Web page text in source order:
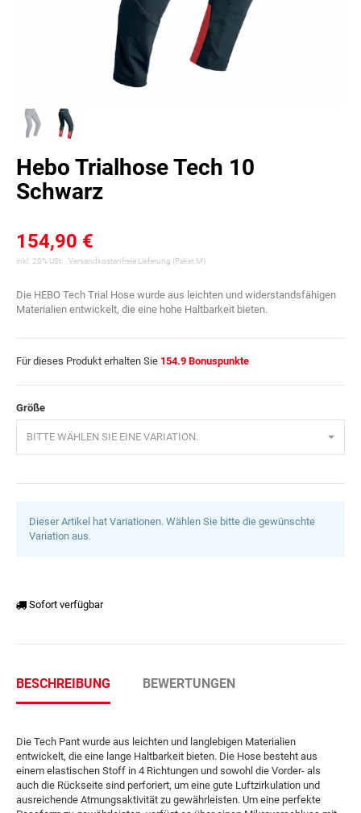
Hebo Trialhose Tech 10
Schwarz
154,90 €
inkl. 20% USt. , Versandkostenfreie Lieferung (Paket M)
Die HEBO Tech Trial Hose wurde aus leichten und widerstandsfähigen
Materialien entwickelt, die eine hohe Haltbarkeit bieten.
Für dieses Produkt erhalten Sie 154.9 Bonuspunkte
Größe
BITTE WÄHLEN SIE EINE VARIATION.
Dieser Artikel hat Variationen. Wählen Sie bitte die gewünschte
Variation aus.
Sofort verfügbar
BESCHREIBUNG BEWERTUNGEN
Die Tech Pant wurde aus leichten und langlebigen Materialien
entwickelt, die eine lange Haltbarkeit bieten. Die Hose besteht aus
einem elastischen Stoff in 4 Richtungen und sowohl die Vorder- als
auch die Rückseite sind perforiert, um eine gute Luftzirkulation und
ausreichende Atmungsaktivität zu gewährleisten. Um eine perfekte